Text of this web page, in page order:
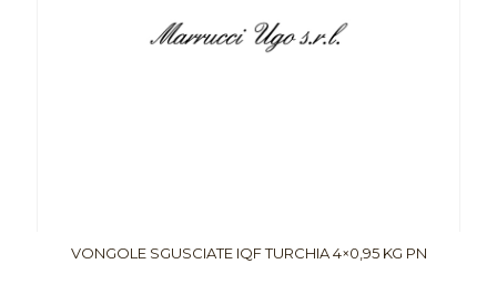
VONGOLE SGUSCIATE IQF TURCHIA 4×0,95 KG PN